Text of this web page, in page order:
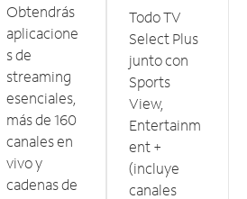
Obtendrás
aplicacione
s de
streaming
esenciales,
más de 160
canales en
vivo y
cadenas de
Todo TV
Select Plus
junto con
Sports
View,
Entertainm
ent +
(incluye
canales